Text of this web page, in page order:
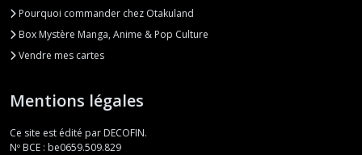
Pourquoi commander chez Otakuland
Box Mystère Manga, Anime & Pop Culture
Vendre mes cartes
Mentions légales
Ce site est édité par DECOFIN.
Nº BCE : be0659.509.829